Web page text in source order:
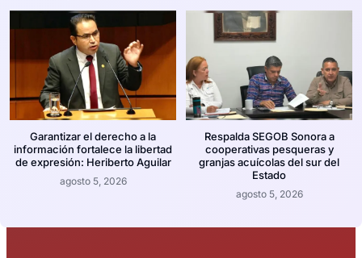
Garantizar el derecho a la
información fortalece la libertad
de expresión: Heriberto Aguilar
agosto 5, 2026
Respalda SEGOB Sonora a
cooperativas pesqueras y
granjas acuícolas del sur del
Estado
agosto 5, 2026